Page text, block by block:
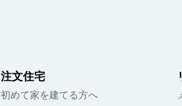
注文住宅
初めて家を建てる方へ